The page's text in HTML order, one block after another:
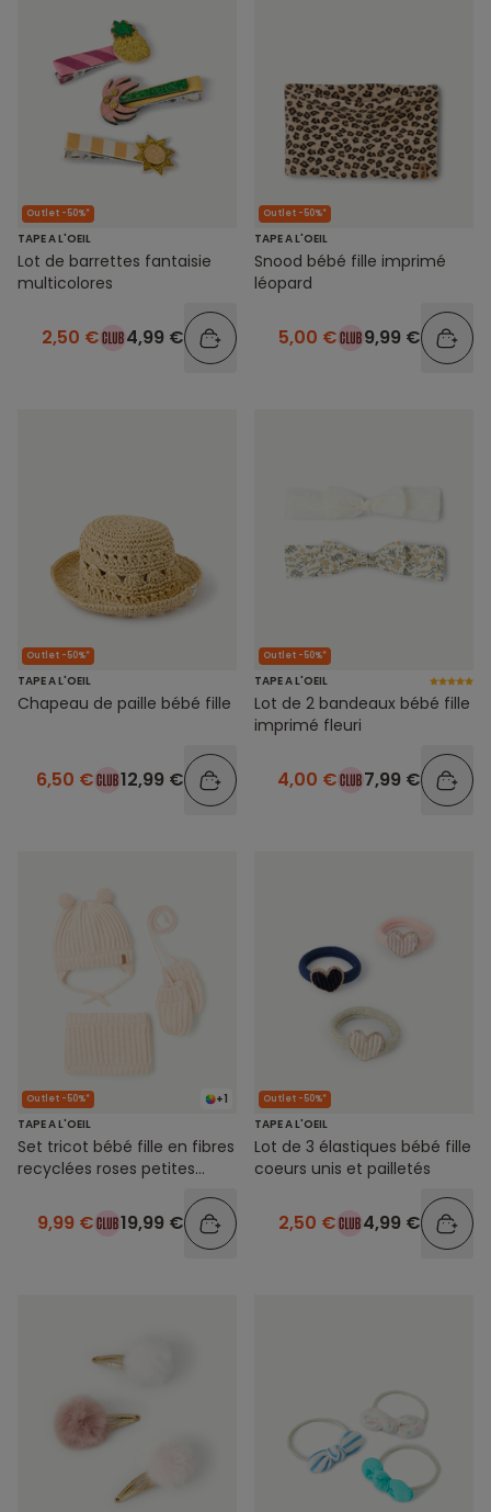
Outlet -50%*
TAPE A L'OEIL
Lot de barrettes fantaisie
multicolores
2,50 € 4,99 €
Outlet -50%*
TAPE A L'OEIL
Snood bébé fille imprimé
léopard
5,00 € 9,99 €
Outlet -50%*
TAPE A L'OEIL
Chapeau de paille bébé fille
6,50 € 12,99 €
Outlet -50%*
TAPE A L'OEIL
Lot de 2 bandeaux bébé fille
imprimé fleuri
4,00 € 7,99 €
+1
Outlet -50%*
TAPE A L'OEIL
Set tricot bébé fille en fibres
recyclées roses petites
9,99 € 19,99 €
Outlet -50%*
TAPE A L'OEIL
Lot de 3 élastiques bébé fille
coeurs unis et pailletés
2,50 € 4,99 €